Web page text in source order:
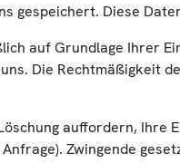
gespeichert. Diese
auf Grundlage Ihrer
Die Rechtmäßigkeit
auffordern, Ihre
Zwingende